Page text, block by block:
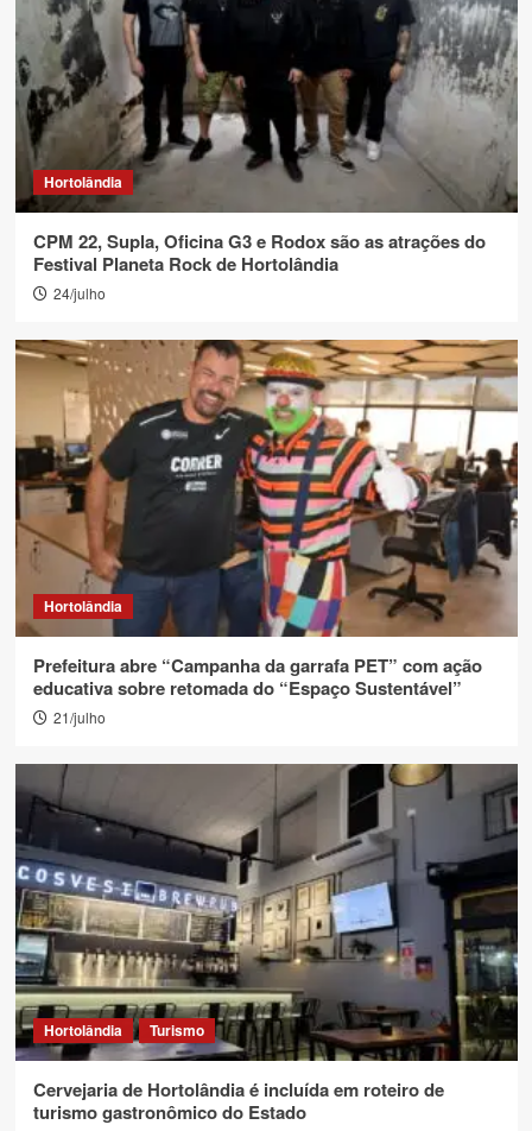
Hortolândia
CPM 22, Supla, Oficina G3 e Rodox são as atrações do
Festival Planeta Rock de Hortolândia
24/julho
Hortolândia
Prefeitura abre “Campanha da garrafa PET” com ação
educativa sobre retomada do “Espaço Sustentável”
21/julho
Hortolândia Turismo
Cervejaria de Hortolândia é incluída em roteiro de
turismo gastronômico do Estado